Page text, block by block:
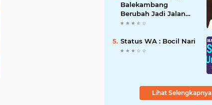
Balekambang
Berubah Jadi Jalan
Nasional, Dewanti
Dampaknya
[NUSANTARANEW.CO]
Status WA : Bocil Nari
Lihat Selengkapnya